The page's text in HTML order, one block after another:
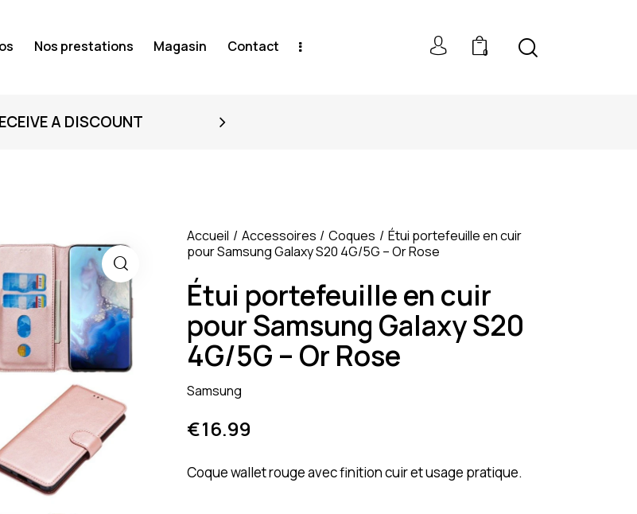
Nos prestations Magasin Contact 0
A DISCOUNT
Accueil Accessoires Coques
Étui portefeuille en cuir
pour Samsung Galaxy S20 4G/5G – Or Rose
Étui portefeuille en cuir
pour Samsung Galaxy S20
4G/5G – Or Rose
Samsung
€16.99
Coque wallet rouge avec finition cuir et usage pratique.